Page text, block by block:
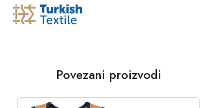
Povezani proizvodi